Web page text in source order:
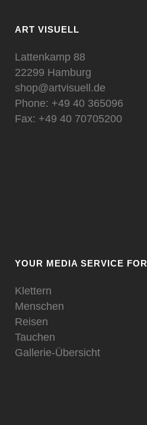
ART VISUELL
Lattenkamp 88
22299 Hamburg
shop@artvisuell.de
Phone: +49 40 365096
Fax: +49 40 70705200
YOUR MEDIA SERVICE FOR
Klettern
Menschen
Reisen
Tauchen
Gallerie-Übersicht